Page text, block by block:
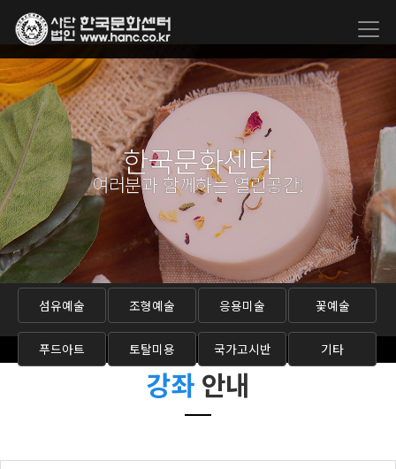
한국문화센터
여러분과 함께하는 열린공간!
섬유예술 조형예술 응용미술 꽃예술
푸드아트 토탈미용 국가고시반 기타
강좌 안내